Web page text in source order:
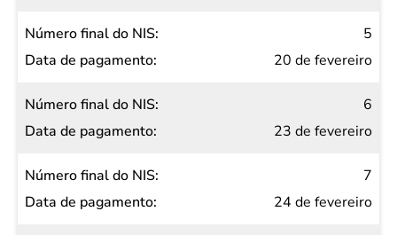
5
20 de fevereiro
6
23 de fevereiro
7
24 de fevereiro